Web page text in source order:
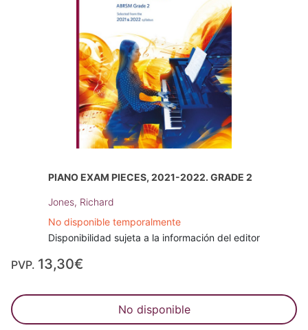
PIANO EXAM PIECES, 2021-2022. GRADE 2
Jones, Richard
No disponible temporalmente
Disponibilidad sujeta a la información del editor
PVP. 13,30€
No disponible